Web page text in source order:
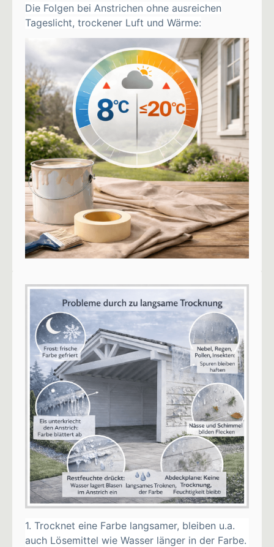
Die Folgen bei Anstrichen ohne ausreichen
Tageslicht, trockener Luft und Wärme:
1. Trocknet eine Farbe langsamer, bleiben u.a.
auch Lösemittel wie Wasser länger in der Farbe.